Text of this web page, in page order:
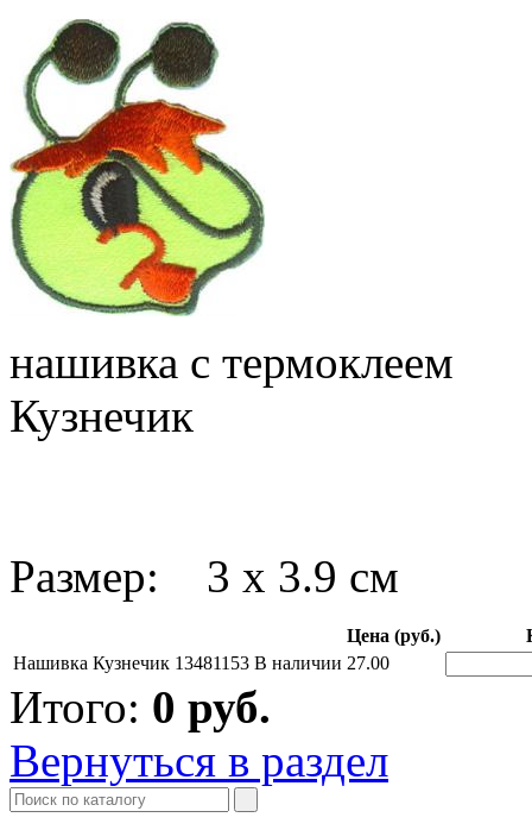
нашивка с термоклеем
Кузнечик
Размер: 3 х 3.9 см
Цена (руб.)
Нашивка Кузнечик 13481153 В наличии 27.00
Итого: 0 руб.
Вернуться в раздел